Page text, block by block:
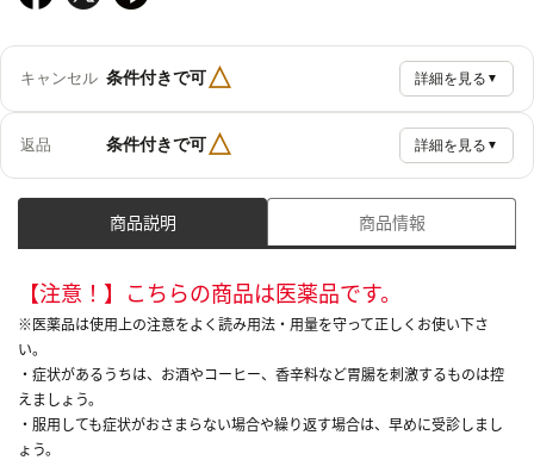
キャンセル 条件付きで可△ 詳細を見る ▼
返品 条件付きで可△ 詳細を見る ▼
商品説明 商品情報
【注意！】こちらの商品は医薬品です。
※医薬品は使用上の注意をよく読み用法・用量を守って正しくお使い下さ
い。
・症状があるうちは、お酒やコーヒー、香辛料など胃腸を刺激するものは控
えましょう。
・服用しても症状がおさまらない場合や繰り返す場合は、早めに受診しまし
ょう。